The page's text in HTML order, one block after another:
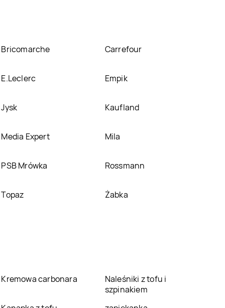
Bricomarche Carrefour
E.Leclerc Empik
Jysk Kaufland
Media Expert Mila
PSB Mrówka Rossmann
Topaz Żabka
Kremowa carbonara
Naleśniki z tofu i
szpinakiem